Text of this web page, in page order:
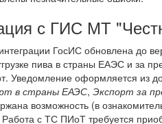
с ГИС МТ
ГосИС обновлена до
пива в страны ЕАЭС и за
Уведомление оформляется из
в страны ЕАЭС, Экспорт за
возможность (в
с ТС ПИоТ требуется